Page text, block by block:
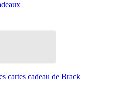
cartes cadeau de Brack